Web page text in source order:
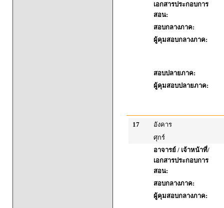
เอกสารประกอบการ
สอน:
สอบกลางภาค:
ผู้คุมสอบกลางภาค:
สอบปลายภาค:
ผู้คุมสอบปลายภาค:
17
อังคาร
ศุกร์
อาจารย์ / เจ้าหน้าที่/
เอกสารประกอบการ
สอน:
สอบกลางภาค:
ผู้คุมสอบกลางภาค: